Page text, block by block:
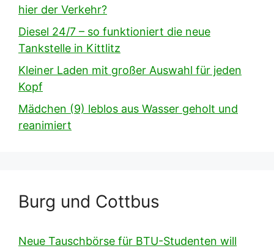
hier der Verkehr?
Diesel 24/7 – so funktioniert die neue
Tankstelle in Kittlitz
Kleiner Laden mit großer Auswahl für jeden
Kopf
Mädchen (9) leblos aus Wasser geholt und
reanimiert
Burg und Cottbus
Neue Tauschbörse für BTU-Studenten will